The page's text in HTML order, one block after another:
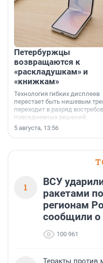
Петербуржцы
возвращаются к
«раскладушкам» и
«книжкам»
Технология гибких дисплеев
перестает быть нишевым
переходит в разряд
повседневных решений.
5 августа, 13:56
1
ВСУ
ракетами
регионам
сообщили о
100 961
Теракты против